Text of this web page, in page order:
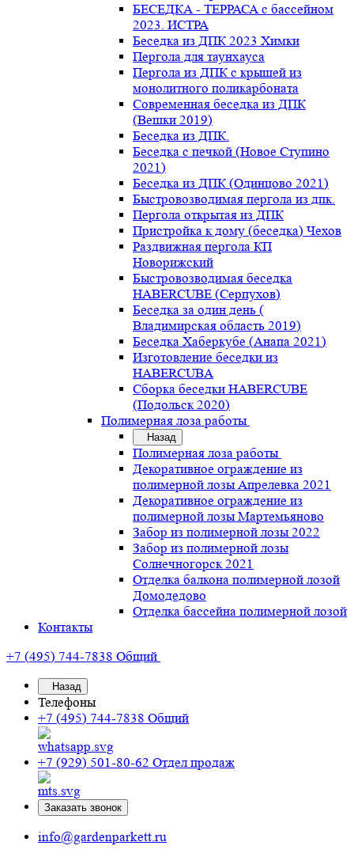
БЕСЕДКА - ТЕРРАСА с бассейном
2023. ИСТРА
Беседка из ДПК 2023 Химки
Пергола для таунхауса
Пергола из ДПК с крышей из
монолитного поликарбоната
Современная беседка из ДПК
(Вешки 2019)
Беседка из ДПК.
Беседка с печкой (Новое Ступино
2021)
Беседка из ДПК (Одинцово 2021)
Быстровозводимая пергола из дпк.
Пергола открытая из ДПК
Пристройка к дому (беседка) Чехов
Раздвижная пергола КП
Новорижский
Быстровозводимая беседка
HABERCUBE (Серпухов)
Беседка за один день (
Владимирская область 2019)
Беседка Хаберкубе (Анапа 2021)
Изготовление беседки из
HABERCUBA
Сборка беседки HABERCUBE
(Подольск 2020)
Полимерная лоза работы
Назад
Полимерная лоза работы
Декоративное ограждение из
полимерной лозы Апрелевка 2021
Декоративное ограждение из
полимерной лозы Мартемьяново
Забор из полимерной лозы 2022
Забор из полимерной лозы
Солнечногорск 2021
Отделка балкона полимерной лозой
Домодедово
Отделка бассейна полимерной лозой
Контакты
+7 (495) 744-7838 Общий
Назад
Телефоны
+7 (495) 744-7838 Общий
+7 (929) 501-80-62 Отдел продаж
Заказать звонок
info@gardenparkett.ru